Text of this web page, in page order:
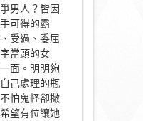
男人？皆因
可得的霸
受過、委屈
當頭的女
面。明明夠
己處理的瓶
怕鬼怪卻撒
望有位讓她